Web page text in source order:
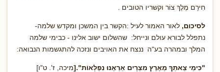
חִירָם מֶלֶךְ צוֹר וקשריו הטובים .
לסיכום, לאור האמור לעיל :הקשר בין המשכן ומקדש שלמה-
נתפלל לבורא עולם ונייחל: שהשלום ישוב אלינו - כבימי שלמה
המלך ובמהרה בע"ה ננצח את האויבים ונזכה להתגשמות הנבואה:
"כִּימֵי צֵאתְךָ מֵאֶרֶץ מִצְרָיִם אַרְאֶנּוּ נִפְלָאוֹת".[מיכה, ז'. ט"ו]